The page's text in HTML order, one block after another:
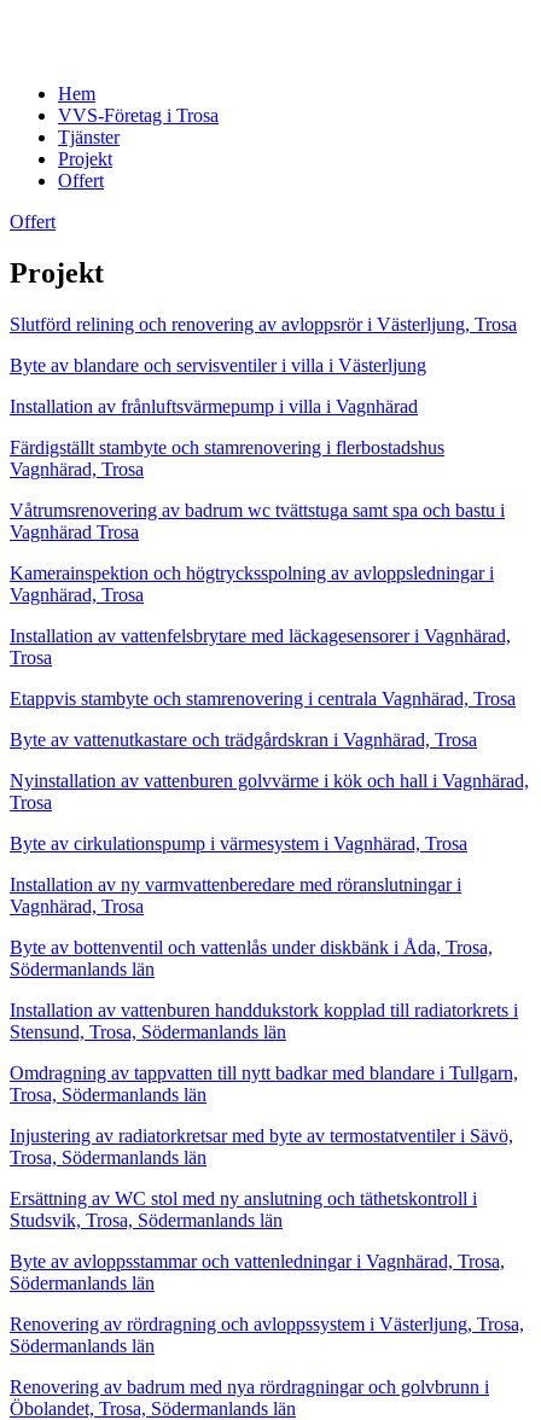
Hem
VVS-Företag i Trosa
Tjänster
Projekt
Offert
Offert
Projekt
Slutförd relining och renovering av avloppsrör i Västerljung, Trosa
Byte av blandare och servisventiler i villa i Västerljung
Installation av frånluftsvärmepump i villa i Vagnhärad
Färdigställt stambyte och stamrenovering i flerbostadshus
Vagnhärad, Trosa
Våtrumsrenovering av badrum wc tvättstuga samt spa och bastu i
Vagnhärad Trosa
Kamerainspektion och högtrycksspolning av avloppsledningar i
Vagnhärad, Trosa
Installation av vattenfelsbrytare med läckagesensorer i Vagnhärad,
Trosa
Etappvis stambyte och stamrenovering i centrala Vagnhärad, Trosa
Byte av vattenutkastare och trädgårdskran i Vagnhärad, Trosa
Nyinstallation av vattenburen golvvärme i kök och hall i Vagnhärad,
Trosa
Byte av cirkulationspump i värmesystem i Vagnhärad, Trosa
Installation av ny varmvattenberedare med röranslutningar i
Vagnhärad, Trosa
Byte av bottenventil och vattenlås under diskbänk i Åda, Trosa,
Södermanlands län
Installation av vattenburen handdukstork kopplad till radiatorkrets i
Stensund, Trosa, Södermanlands län
Omdragning av tappvatten till nytt badkar med blandare i Tullgarn,
Trosa, Södermanlands län
Injustering av radiatorkretsar med byte av termostatventiler i Sävö,
Trosa, Södermanlands län
Ersättning av WC stol med ny anslutning och täthetskontroll i
Studsvik, Trosa, Södermanlands län
Byte av avloppsstammar och vattenledningar i Vagnhärad, Trosa,
Södermanlands län
Renovering av rördragning och avloppssystem i Västerljung, Trosa,
Södermanlands län
Renovering av badrum med nya rördragningar och golvbrunn i
Öbolandet, Trosa, Södermanlands län